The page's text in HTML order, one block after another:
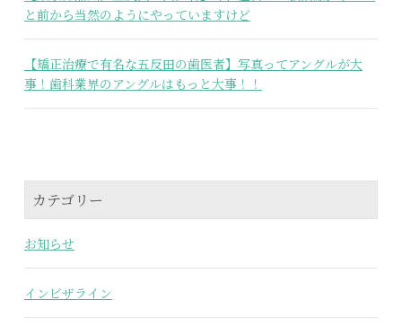
と前から当然のようにやっていますけど
【矯正治療で有名な五反田の歯医者】写真ってアングルが大
事！歯科業界のアングルはもっと大事！！
カテゴリー
お知らせ
インビザライン